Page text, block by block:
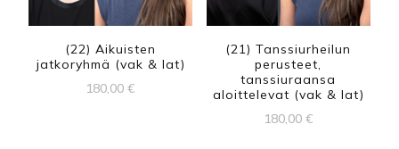
(22) Aikuisten
jatkoryhmä (vak & lat)
180,00€
(21) Tanssiurheilun
perusteet,
tanssiuraansa
aloittelevat (vak & lat)
180,00 €